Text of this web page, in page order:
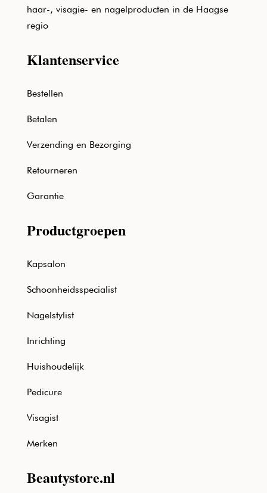
haar-, visagie- en nagelproducten in de Haagse
regio
Klantenservice
Bestellen
Betalen
Verzending en Bezorging
Retourneren
Garantie
Productgroepen
Kapsalon
Schoonheidsspecialist
Nagelstylist
Inrichting
Huishoudelijk
Pedicure
Visagist
Merken
Beautystore.nl